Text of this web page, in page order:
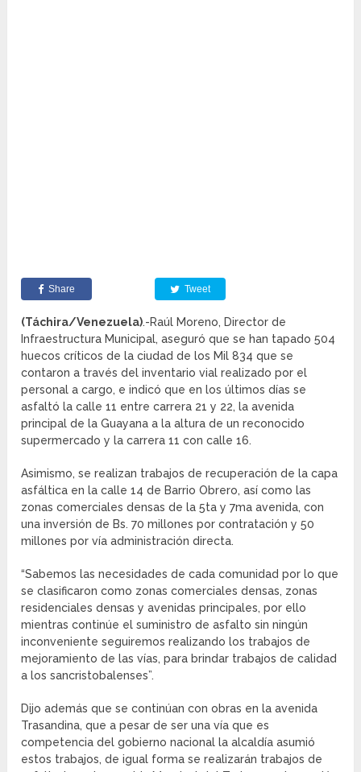
Share Tweet
(Táchira/Venezuela).-Raúl Moreno, Director de
Infraestructura Municipal, aseguró que se han tapado 504
huecos críticos de la ciudad de los Mil 834 que se
contaron a través del inventario vial realizado por el
personal a cargo, e indicó que en los últimos días se
asfaltó la calle 11 entre carrera 21 y 22, la avenida
principal de la Guayana a la altura de un reconocido
supermercado y la carrera 11 con calle 16.
Asimismo, se realizan trabajos de recuperación de la capa
asfáltica en la calle 14 de Barrio Obrero, así como las
zonas comerciales densas de la 5ta y 7ma avenida, con
una inversión de Bs. 70 millones por contratación y 50
millones por vía administración directa.
“Sabemos las necesidades de cada comunidad por lo que
se clasificaron como zonas comerciales densas, zonas
residenciales densas y avenidas principales, por ello
mientras continúe el suministro de asfalto sin ningún
inconveniente seguiremos realizando los trabajos de
mejoramiento de las vías, para brindar trabajos de calidad
a los sancristobalenses”.
Dijo además que se continúan con obras en la avenida
Trasandina, que a pesar de ser una vía que es
competencia del gobierno nacional la alcaldía asumió
estos trabajos, de igual forma se realizarán trabajos de